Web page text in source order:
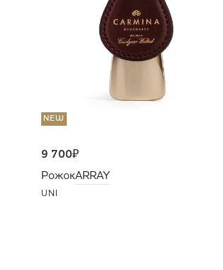
NEW
9 700₽
РожокARRAY
UNI